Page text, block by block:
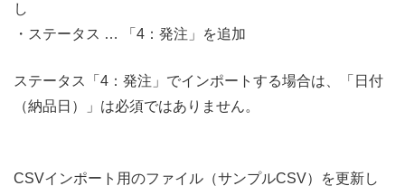
し
・ステータス … 「4：発注」を追加
ステータス「4：発注」でインポートする場合は、「日付
（納品日）」は必須ではありません。
CSVインポート用のファイル（サンプルCSV）を更新し